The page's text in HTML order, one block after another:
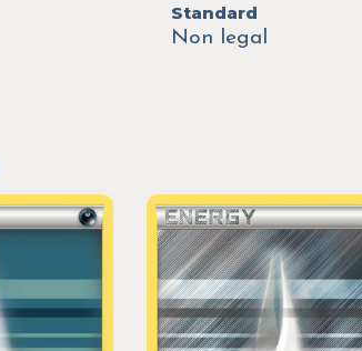
Standard
Non legal